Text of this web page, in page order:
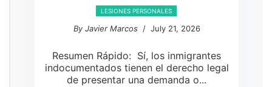
LESIONES PERSONALES
By Javier Marcos/ July 21, 2026
Resumen Rápido: Sí, los inmigrantes
indocumentados tienen el derecho legal
de presentar una demanda o...